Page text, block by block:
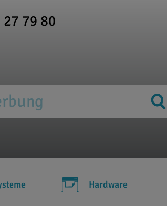
79 80
Hardware